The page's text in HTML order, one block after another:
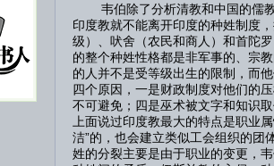
韦伯除了分析清教和中国的儒教
印度教就不能离开印度的种姓制度
级）、吠舍（农民和商人）和首陀
的整个种姓性格都是非军事的、宗
的人并不是受等级出生的限制，而
四个原因，一是财政制度对他们的
不可避免；四是巫术被文字和知识
上面说过印度教最大的特点是职业
洁”的，也会建立类似工会组织的
姓的分裂主要是由于职业的变更，